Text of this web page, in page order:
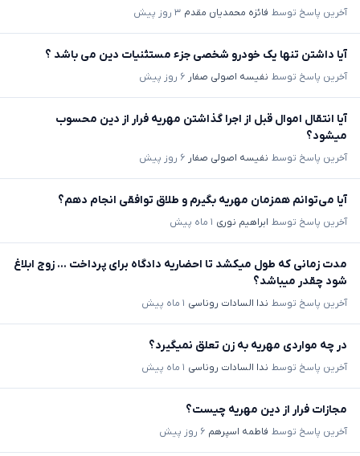
آخرین پاسخ توسط فائزه محمدیان مقدم ۳ روز پیش
آیا داشتن تنها یک خودرو شخصی جزء مستثنیات دین می باشد ؟
آخرین پاسخ توسط نفیسه اصولی صفار ۶ روز پیش
آیا انتقال اموال قبل از اجرا گذاشتن مهریه فرار از دین محسوب
میشود؟
آخرین پاسخ توسط نفیسه اصولی صفار ۶ روز پیش
آیا می‌توانم همزمان مهریه بگیرم و طلاق توافقی انجام دهم؟
آخرین پاسخ توسط ابراهیم نوری ۱ ماه پیش
مدت زمانی که طول میکشد تا احضاریه دادگاه برای پرداخت ... زوج ابلاغ
شود چقدر میباشد؟
آخرین پاسخ توسط ندا السادات روناسی ۱ ماه پیش
در چه مواردی مهریه به زن تعلق نمیگیرد؟
آخرین پاسخ توسط ندا السادات روناسی ۱ ماه پیش
مجازات فرار از دین مهریه چیست؟
آخرین پاسخ توسط فاطمه اسپرهم ۶ روز پیش